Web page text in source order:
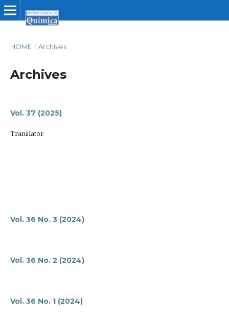
HOME / Archives
Archives
Vol. 37 (2025)
Translator
Vol. 36 No. 3 (2024)
Vol. 36 No. 2 (2024)
Vol. 36 No. 1 (2024)